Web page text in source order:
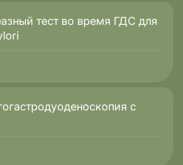
тест во время ГДС для
с